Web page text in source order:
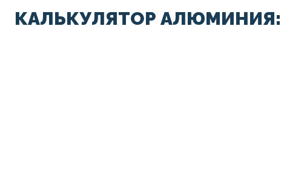
КАЛЬКУЛЯТОР АЛЮМИНИЯ: